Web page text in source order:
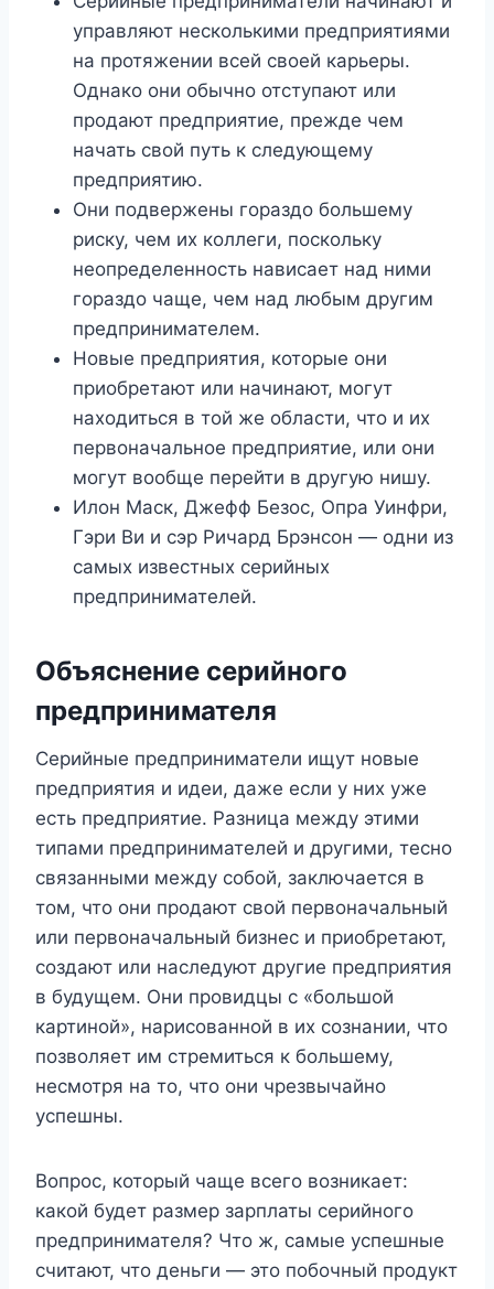
управляют несколькими предприятиями
на протяжении всей своей карьеры.
Однако они обычно отступают или
продают предприятие, прежде чем
начать свой путь к следующему
предприятию.
Они подвержены гораздо большему
риску, чем их коллеги, поскольку
неопределенность нависает над ними
гораздо чаще, чем над любым другим
предпринимателем.
Новые предприятия, которые они
приобретают или начинают, могут
находиться в той же области, что и их
первоначальное предприятие, или они
могут вообще перейти в другую нишу.
Илон Маск, Джефф Безос, Опра Уинфри,
Гэри Ви и сэр Ричард Брэнсон — одни из
самых известных серийных
предпринимателей.
Объяснение серийного
предпринимателя
Серийные предприниматели ищут новые
предприятия и идеи, даже если у них уже
есть предприятие. Разница между этими
типами предпринимателей и другими, тесно
связанными между собой, заключается в
том, что они продают свой первоначальный
или первоначальный бизнес и приобретают,
создают или наследуют другие предприятия
в будущем. Они провидцы с «большой
картиной», нарисованной в их сознании, что
позволяет им стремиться к большему,
несмотря на то, что они чрезвычайно
успешны.
Вопрос, который чаще всего возникает:
какой будет размер зарплаты серийного
предпринимателя? Что ж, самые успешные
считают, что деньги — это побочный продукт